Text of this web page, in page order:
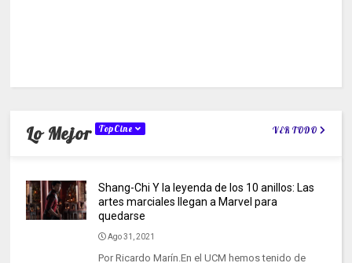
Lo Mejor TopCine VER TODO
Shang-Chi Y la leyenda de los 10 anillos: Las
artes marciales llegan a Marvel para
quedarse
Ago 31, 2021
Por Ricardo Marín.En el UCM hemos tenido de